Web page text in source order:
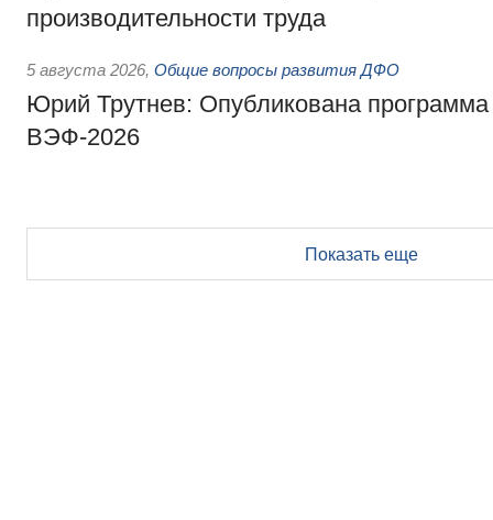
производительности труда
5 августа 2026, Общие вопросы развития ДФО
Юрий Трутнев: Опубликована
ВЭФ-2026
Показать еще